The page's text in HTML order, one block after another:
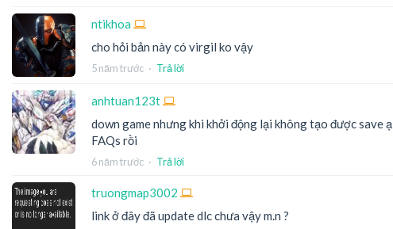
ntikhoa
cho hỏi bản này có virgil ko vậy
5 năm trước · Trả lời
anhtuan123t
down game nhưng khi khởi động lại không tạo được save ạ
FAQs rồi
6 năm trước · Trả lời
truongmap3002
link ở đây đã update dlc chưa vậy m.n ?